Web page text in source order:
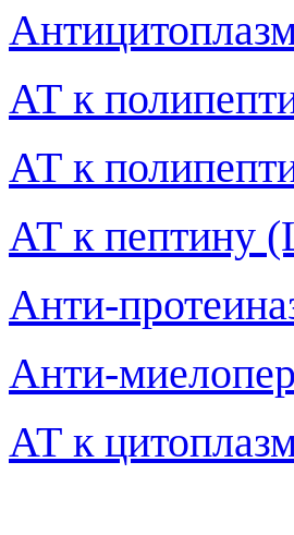
АТ к
АТ к
АТ к пептину
Анти-
Анти-
АТ к